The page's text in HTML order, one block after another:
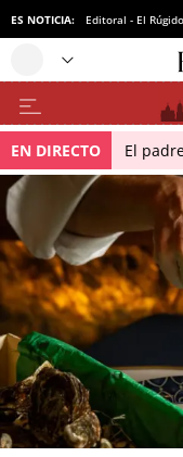
ES NOTICIA: Editoral - El Rúgido
EN DIRECTO El